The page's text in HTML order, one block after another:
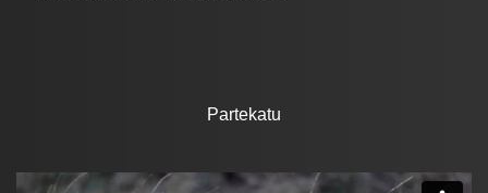
Partekatu